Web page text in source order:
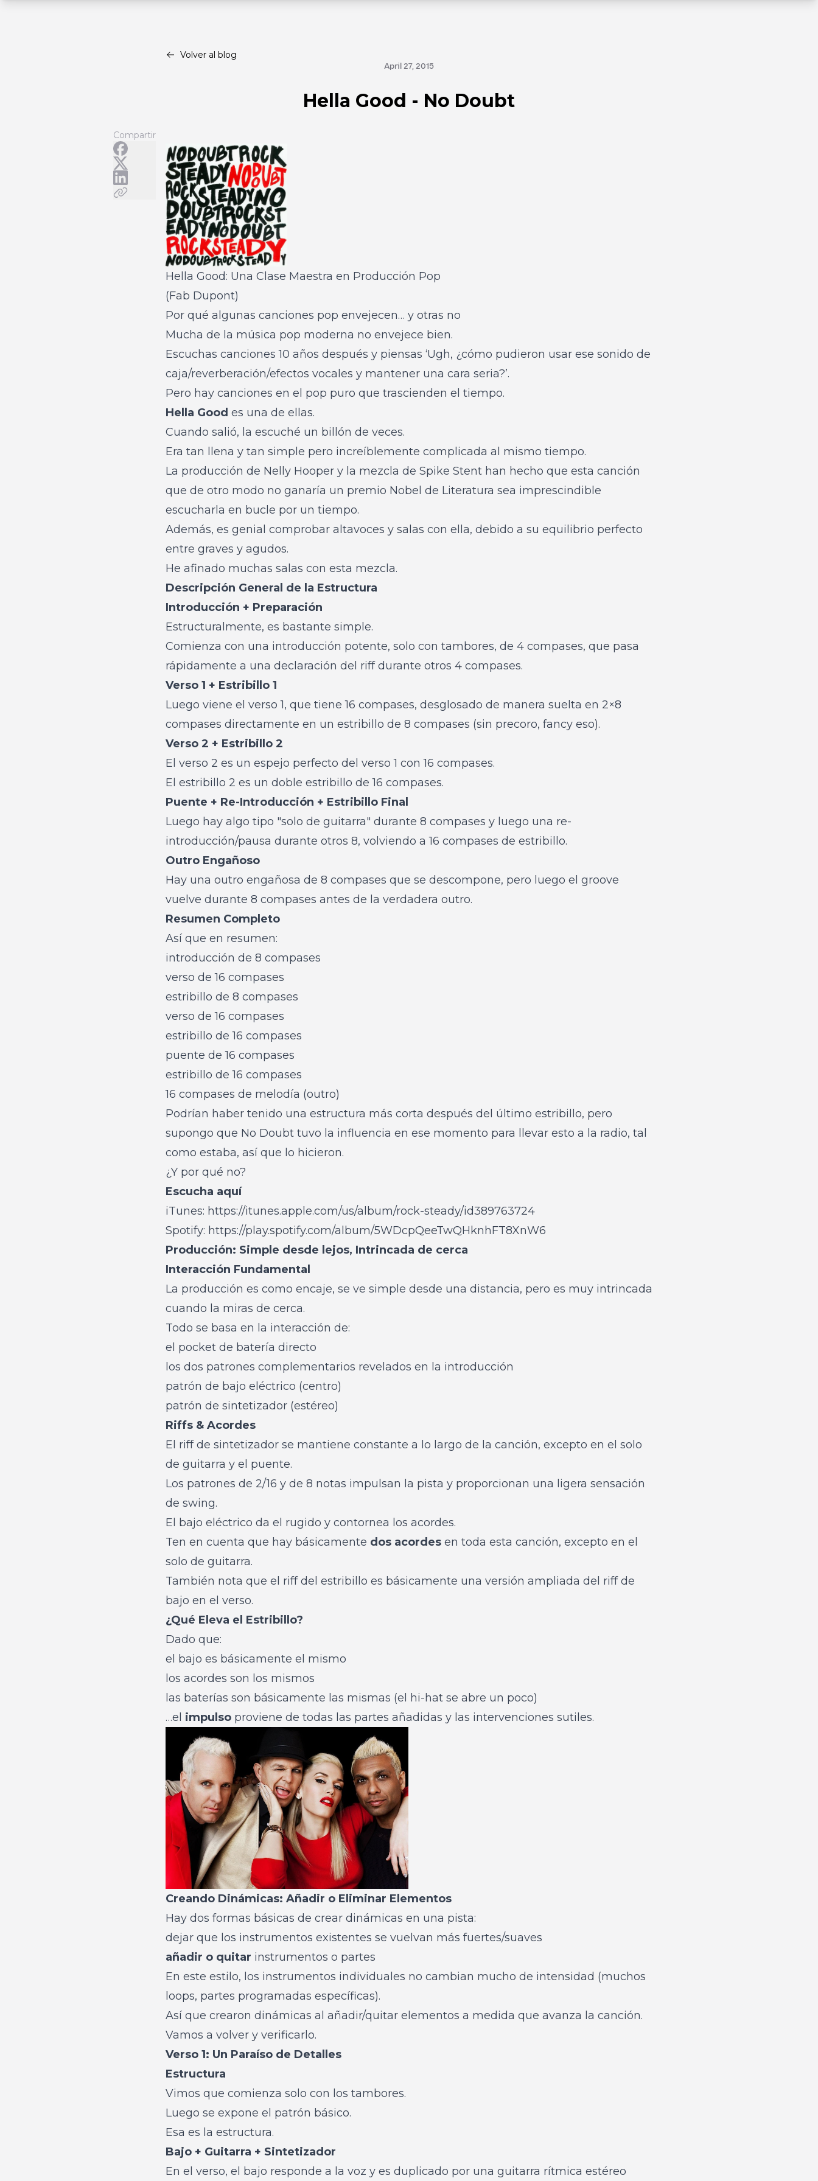
Volver al blog
April 27, 2015
Hella Good - No Doubt
Compartir
Hella Good: Una Clase Maestra en Producción Pop
(Fab Dupont)
Por qué algunas canciones pop envejecen… y otras no
Mucha de la música pop moderna no envejece bien.
Escuchas canciones 10 años después y piensas ‘Ugh, ¿cómo pudieron usar ese sonido de
caja/reverberación/efectos vocales y mantener una cara seria?’.
Pero hay canciones en el pop puro que trascienden el tiempo.
Hella Good es una de ellas.
Cuando salió, la escuché un billón de veces.
Era tan llena y tan simple pero increíblemente complicada al mismo tiempo.
La producción de Nelly Hooper y la mezcla de Spike Stent han hecho que esta canción
que de otro modo no ganaría un premio Nobel de Literatura sea imprescindible
escucharla en bucle por un tiempo.
Además, es genial comprobar altavoces y salas con ella, debido a su equilibrio perfecto
entre graves y agudos.
He afinado muchas salas con esta mezcla.
Descripción General de la Estructura
Introducción + Preparación
Estructuralmente, es bastante simple.
Comienza con una introducción potente, solo con tambores, de 4 compases, que pasa
rápidamente a una declaración del riff durante otros 4 compases.
Verso 1 + Estribillo 1
Luego viene el verso 1, que tiene 16 compases, desglosado de manera suelta en 2×8
compases directamente en un estribillo de 8 compases (sin precoro, fancy eso).
Verso 2 + Estribillo 2
El verso 2 es un espejo perfecto del verso 1 con 16 compases.
El estribillo 2 es un doble estribillo de 16 compases.
Puente + Re-Introducción + Estribillo Final
Luego hay algo tipo "solo de guitarra" durante 8 compases y luego una re-
introducción/pausa durante otros 8, volviendo a 16 compases de estribillo.
Outro Engañoso
Hay una outro engañosa de 8 compases que se descompone, pero luego el groove
vuelve durante 8 compases antes de la verdadera outro.
Resumen Completo
Así que en resumen:
introducción de 8 compases
verso de 16 compases
estribillo de 8 compases
verso de 16 compases
estribillo de 16 compases
puente de 16 compases
estribillo de 16 compases
16 compases de melodía (outro)
Podrían haber tenido una estructura más corta después del último estribillo, pero
supongo que No Doubt tuvo la influencia en ese momento para llevar esto a la radio, tal
como estaba, así que lo hicieron.
¿Y por qué no?
Escucha aquí
iTunes: https://itunes.apple.com/us/album/rock-steady/id389763724
Spotify: https://play.spotify.com/album/5WDcpQeeTwQHknhFT8XnW6
Producción: Simple desde lejos, Intrincada de cerca
Interacción Fundamental
La producción es como encaje, se ve simple desde una distancia, pero es muy intrincada
cuando la miras de cerca.
Todo se basa en la interacción de:
el pocket de batería directo
los dos patrones complementarios revelados en la introducción
patrón de bajo eléctrico (centro)
patrón de sintetizador (estéreo)
Riffs & Acordes
El riff de sintetizador se mantiene constante a lo largo de la canción, excepto en el solo
de guitarra y el puente.
Los patrones de 2/16 y de 8 notas impulsan la pista y proporcionan una ligera sensación
de swing.
El bajo eléctrico da el rugido y contornea los acordes.
Ten en cuenta que hay básicamente dos acordes en toda esta canción, excepto en el
solo de guitarra.
También nota que el riff del estribillo es básicamente una versión ampliada del riff de
bajo en el verso.
¿Qué Eleva el Estribillo?
Dado que:
el bajo es básicamente el mismo
los acordes son los mismos
las baterías son básicamente las mismas (el hi-hat se abre un poco)
…el impulso proviene de todas las partes añadidas y las intervenciones sutiles.
Creando Dinámicas: Añadir o Eliminar Elementos
Hay dos formas básicas de crear dinámicas en una pista:
dejar que los instrumentos existentes se vuelvan más fuertes/suaves
añadir o quitar instrumentos o partes
En este estilo, los instrumentos individuales no cambian mucho de intensidad (muchos
loops, partes programadas específicas).
Así que crearon dinámicas al añadir/quitar elementos a medida que avanza la canción.
Vamos a volver y verificarlo.
Verso 1: Un Paraíso de Detalles
Estructura
Vimos que comienza solo con los tambores.
Luego se expone el patrón básico.
Esa es la estructura.
Bajo + Guitarra + Sintetizador
En el verso, el bajo responde a la voz y es duplicado por una guitarra rítmica estéreo